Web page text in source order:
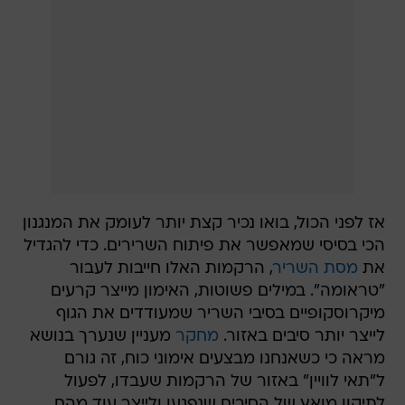
אז לפני הכול, בואו נכיר קצת יותר לעומק את המנגנון
הכי בסיסי שמאפשר את פיתוח השרירים. כדי להגדיל
את מסת השריר, הרקמות האלו חייבות לעבור
"טראומה". במילים פשוטות, האימון מייצר קרעים
מיקרוסקופיים בסיבי השריר שמעודדים את הגוף
לייצר יותר סיבים באזור. מחקר מעניין שנערך בנושא
מראה כי כשאנחנו מבצעים אימוני כוח, זה גורם
ל"תאי לוויין" באזור של הרקמות שעבדו, לפעול